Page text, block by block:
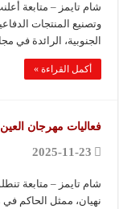
شام تايمز – متابعة
الجنوبية، الرائدة في
أكمل القراءة »
فعاليات مهرجان العين للكتاب
2025-11-23
شام تايمز – متابعة